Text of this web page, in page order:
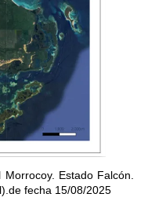
Estado Falcón.
fecha 15/08/2025